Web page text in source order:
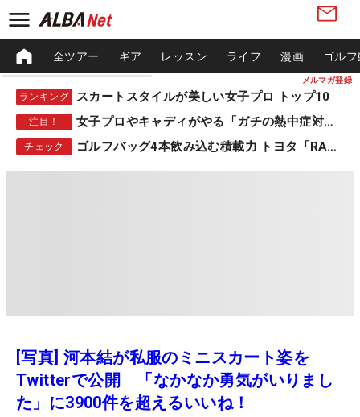
メルマガ登録
全ツアー ギア レッスン ライフ 漫画 ゴル
ランキング スカートスタイルが美しい女子プロ トップ10
注目！ 女子プロやキャディがやる「ガチの熱中症対策」
チェック ゴルフバッグ4本飲み込む積載力 トヨタ「RAV4」
[写真] 河本結が私服のミニスカート姿を
Twitterで公開 「なかなか勇気がいりまし
た」に3900件を超えるいいね！